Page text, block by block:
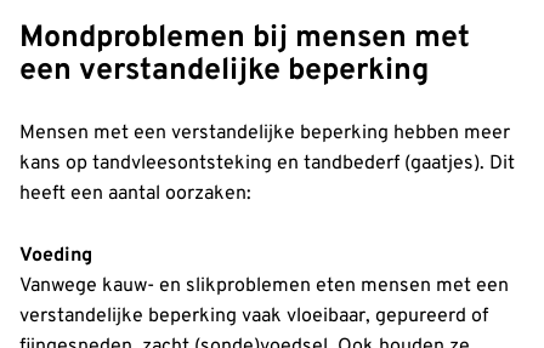
Mondproblemen bij mensen met
een verstandelijke beperking
Mensen met een verstandelijke beperking hebben meer
kans op tandvleesontsteking en tandbederf (gaatjes). Dit
heeft een aantal oorzaken:
Voeding
Vanwege kauw- en slikproblemen eten mensen met een
verstandelijke beperking vaak vloeibaar, gepureerd of